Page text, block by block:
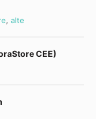
, alte
CEE)